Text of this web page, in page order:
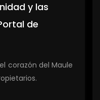
y las
de
corazón del Maule